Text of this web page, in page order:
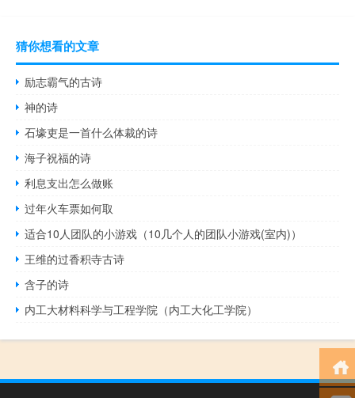
猜你想看的文章
励志霸气的古诗
神的诗
石壕吏是一首什么体裁的诗
海子祝福的诗
利息支出怎么做账
过年火车票如何取
适合10人团队的小游戏（10几个人的团队小游戏(室内)）
王维的过香积寺古诗
含子的诗
内工大材料科学与工程学院（内工大化工学院）